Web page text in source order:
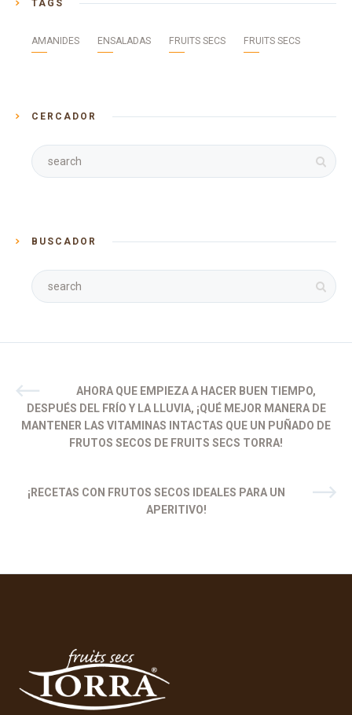
TAGS
AMANIDES ENSALADAS FRUITS SECS FRUITS SECS
CERCADOR
BUSCADOR
AHORA QUE EMPIEZA A HACER BUEN TIEMPO,
DESPUÉS DEL FRÍO Y LA LLUVIA, ¡QUÉ MEJOR MANERA DE
MANTENER LAS VITAMINAS INTACTAS QUE UN PUÑADO DE
FRUTOS SECOS DE FRUITS SECS TORRA!
¡RECETAS CON FRUTOS SECOS IDEALES PARA UN
APERITIVO!